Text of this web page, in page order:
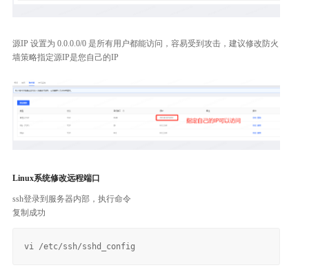
源IP 设置为 0.0.0.0/0 是所有用户都能访问，容易受到攻击，建议修改防火
墙策略指定源IP是您自己的IP
Linux系统修改远程端口
ssh登录到服务器内部，执行命令
复制成功